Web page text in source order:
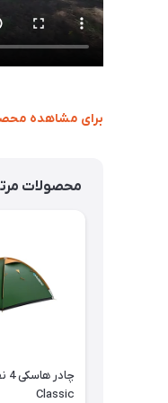
برای مشاهده
محصولات
Classic